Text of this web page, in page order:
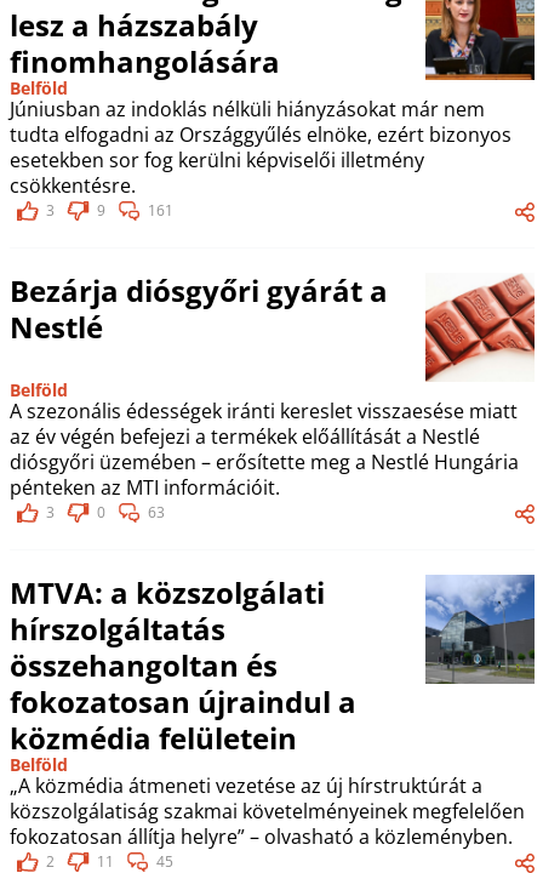
lesz a házszabály
finomhangolására
Belföld
Júniusban az indoklás nélküli hiányzásokat már nem
tudta elfogadni az Országgyűlés elnöke, ezért bizonyos
esetekben sor fog kerülni képviselői illetmény
csökkentésre.
3 9 161
Bezárja diósgyőri gyárát a
Nestlé
Belföld
A szezonális édességek iránti kereslet visszaesése miatt
az év végén befejezi a termékek előállítását a Nestlé
diósgyőri üzemében – erősítette meg a Nestlé Hungária
pénteken az MTI információit.
3 0 63
MTVA: a közszolgálati
hírszolgáltatás
összehangoltan és
fokozatosan újraindul a
közmédia felületein
Belföld
„A közmédia átmeneti vezetése az új hírstruktúrát a
közszolgálatiság szakmai követelményeinek megfelelően
fokozatosan állítja helyre” – olvasható a közleményben.
2 11 45